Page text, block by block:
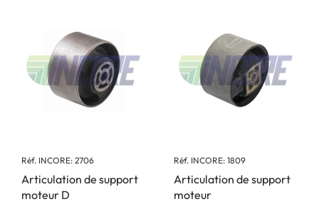
Réf. INCORE: 2706
Articulation de support
moteur D
Réf. INCORE: 1809
Articulation de support
moteur